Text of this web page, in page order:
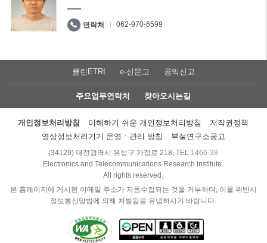
연락처 062-970-6599
클린ETRI e-신문고 공익신고
주요업무연락처 찾아오시는길
개인정보처리방침 이해하기 쉬운 개인정보처리방침
저작권정책
영상정보처리기기 운영ㆍ관리 방침
부설연구소공고
(34129) 대전광역시 유성구 가정로 218, TEL 1466-38
Electronics and Telecommunications Research Institute.
All rights reserved.
본 홈페이지에 게시된 이메일 주소가 자동수집되는 것을 거부하며, 이를 위반시
정보통신망법에 의해 처벌됨을 유념하시기 바랍니다.